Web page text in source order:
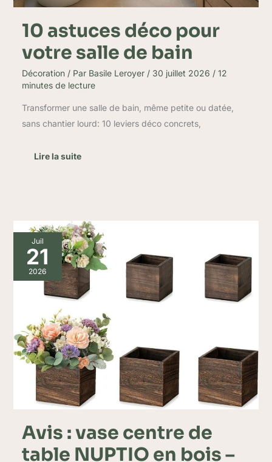
10 astuces déco pour
votre salle de bain
Décoration/ Par Basile Leroyer / 30 juillet 2026 / 12
minutes de lecture
Transformer une salle de bain, même petite ou datée,
sans chantier lourd: 10 leviers déco concrets,
Lire la suite
Juil
21
2026
Avis : vase centre de
table NUPTIO en bois –
Avis
:
vase
centre
de
table
NUPTIO
en
bois
–
décoration
vintage
élégante